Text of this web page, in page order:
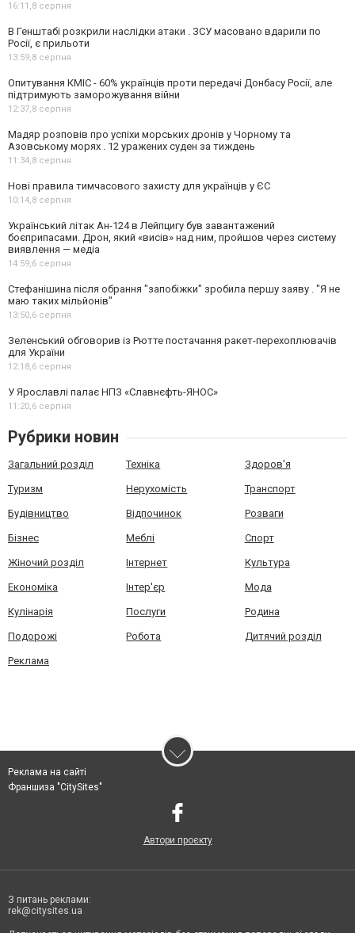
16:11,8 серпня
В Генштабі розкрили наслідки атаки . ЗСУ масовано вдарили по
Росії, є прильоти
13:59,8 серпня
Опитування КМІС - 60% українців проти передачі Донбасу Росії, але
підтримують заморожування війни
12:37,8 серпня
Мадяр розповів про успіхи морських дронів у Чорному та
Азовському морях . 12 уражених суден за тиждень
11:34,8 серпня
Нові правила тимчасового захисту для українців у ЄС
10:14,8 серпня
Український літак Ан-124 в Лейпцигу був завантажений
боєприпасами. Дрон, який «висів» над ним, пройшов через систему
виявлення — медіа
14:59,6 серпня
Стефанішина після обрання "запобіжки" зробила першу заяву . "Я не
маю таких мільйонів"
13:50,6 серпня
Зеленський обговорив із Рютте постачання ракет-перехоплювачів
для України
12:18,6 серпня
У Ярославлі палає НПЗ «Славнєфть-ЯНОС»
11:20,6 серпня
Рубрики новин
Загальний розділ Техніка Здоров'я
Туризм Нерухомість Транспорт
Будівництво Відпочинок Розваги
Бізнес Меблі Спорт
Жіночий розділ Інтернет Культура
Економіка Інтер'єр Мода
Кулінарія Послуги Родина
Подорожі Робота Дитячий розділ
Реклама
Реклама на сайті
Франшиза "CitySites"
Автори проєкту
З питань реклами:
rek@citysites.ua